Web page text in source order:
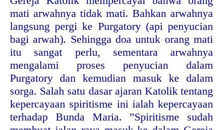
mati arwahnya tidak mati. Bahkan arwahnya
langsung pergi ke Purgatory (api penyucian
bagi arwah). Sehingga doa untuk orang mati
itu sangat perlu, sementara arwahnya
mengalami proses penyucian dalam
Purgatory dan kemudian masuk ke dalam
sorga. Salah satu dasar ajaran Katolik tentang
kepercayaan spiritisme ini ialah kepercayaan
terhadap Bunda Maria. ”Spiritisme sudah